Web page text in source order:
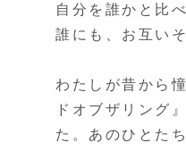
自分を誰かと比
誰にも、お互い
わたしが昔から
ドオブザリング
た。あのひとた